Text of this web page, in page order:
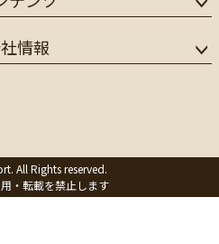
情報
All Rights reserved.
・転載を禁止します